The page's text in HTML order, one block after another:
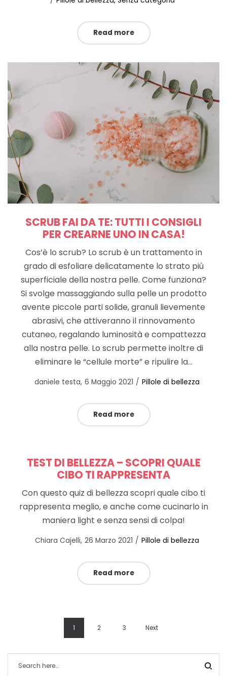
Read more
SCRUB FAI DA TE: TUTTI I CONSIGLI
PER CREARNE UNO IN CASA!
Cos’è lo scrub? Lo scrub è un trattamento in
grado di esfoliare delicatamente lo strato più
superficiale della nostra pelle. Come funziona?
Si svolge massaggiando sulla pelle un prodotto
avente piccole parti solide, granuli lievemente
abrasivi, che attiveranno il rinnovamento
cutaneo, regalando luminosità e compattezza
alla nostra pelle. Lo scrub permette inoltre di
eliminare le “cellule morte” e ripulire la…
bydaniele testa Posted
6 Maggio 2021
Posted
Pillole di bellezza
Read more
TEST DI BELLEZZA – SCOPRI QUALE
CIBO TI RAPPRESENTA
Con questo quiz di bellezza scopri quale cibo ti
rappresenta meglio, e anche come cucinarlo in
maniera light e senza sensi di colpa!
byChiara Cajelli Posted
26 Marzo 2021
Posted
Pillole di bellezza
Read more
1 2 3 Next